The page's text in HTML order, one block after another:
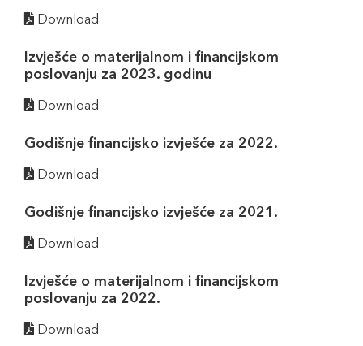
Download
Izvješće o materijalnom i financijskom
poslovanju za 2023. godinu
Download
Godišnje financijsko izvješće za 2022.
Download
Godišnje financijsko izvješće za 2021.
Download
Izvješće o materijalnom i financijskom
poslovanju za 2022.
Download